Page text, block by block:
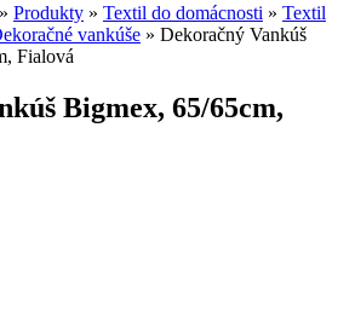
» Produkty » Textil do domácnosti » Textil
vankúše » Dekoračný Vankúš
Fialová
Bigmex, 65/65cm,